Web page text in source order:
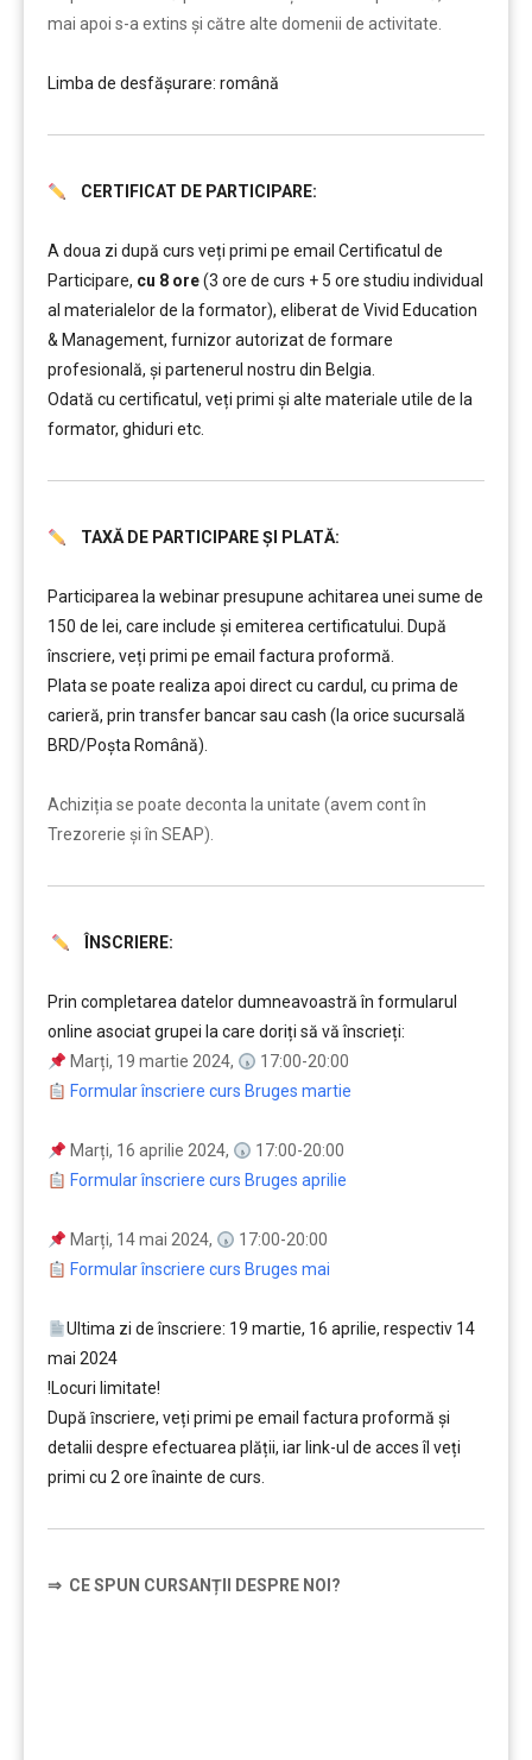
mai apoi s-a extins și către alte domenii de activitate.
Limba de desfășurare: română
CERTIFICAT DE PARTICIPARE:
A doua zi după curs veți primi pe email Certificatul de
Participare, cu 8 ore(3 ore de curs + 5 ore studiu individual
al materialelor de la formator), eliberat de Vivid Education
& Management, furnizor autorizat de formare
profesională, și partenerul nostru din Belgia.
Odată cu certificatul, veți primi și alte materiale utile de la
formator, ghiduri etc.
TAXĂ DE PARTICIPARE ȘI PLATĂ:
Participarea la webinar presupune achitarea unei sume de
150 de lei, care include şi emiterea certificatului. După
înscriere, veți primi pe email factura proformă.
Plata se poate realiza apoi direct cu cardul, cu prima de
carieră, prin transfer bancar sau cash (la orice sucursală
BRD/Poșta Română).
Achiziția se poate deconta la unitate (avem cont în
Trezorerie și în SEAP).
ÎNSCRIERE:
Prin completarea datelor dumneavoastră în formularul
online asociat grupei la care doriți să vă înscrieți:
Marți, 19 martie 2024,
17:00-20:00
Formular înscriere curs Bruges martie
Marți, 16 aprilie 2024,
17:00-20:00
Formular înscriere curs Bruges aprilie
Marți, 14 mai 2024,
17:00-20:00
Formular înscriere curs Bruges mai
Ultima zi de înscriere: 19 martie, 16 aprilie, respectiv 14
mai 2024
!Locuri limitate!
După ȋnscriere, veți primi pe email factura proformă și
detalii despre efectuarea plății, iar link-ul de acces îl veți
primi cu 2 ore înainte de curs.
⇒ CE SPUN CURSANȚII DESPRE NOI?